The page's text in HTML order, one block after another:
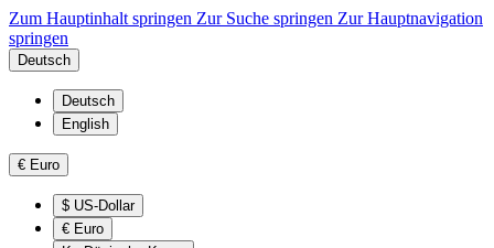
Zum Hauptinhalt springen Zur Suche springen Zur Hauptnavigation
springen
Deutsch
Deutsch
English
€ Euro
$ US-Dollar
€ Euro